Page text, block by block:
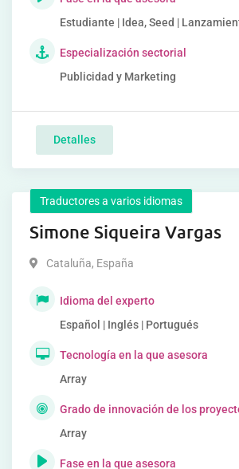
Estudiante | Idea, Seed |
Especialización sectorial
Publicidad y Marketing
Detalles
Traductores a varios idiomas
Simone Siqueira Vargas
Cataluña, España
Idioma del experto
Español | Inglés | Portugués
Tecnología en la que asesora
Array
Grado de innovación de los
Array
Fase en la que asesora